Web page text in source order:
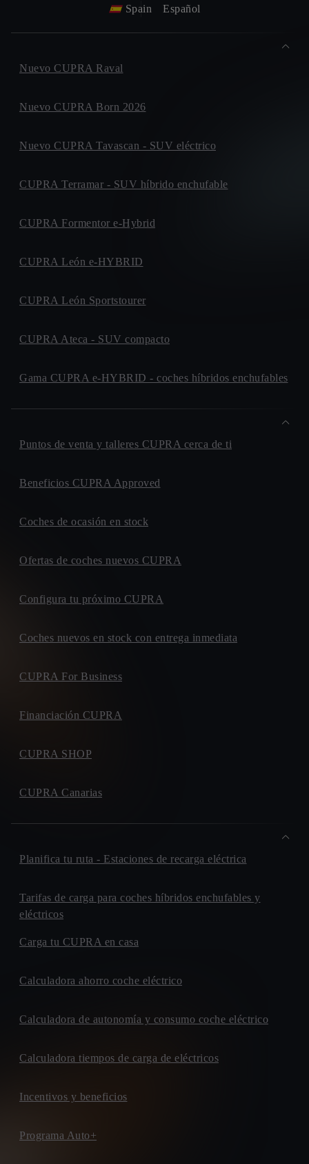
Spain Español
Nuevo CUPRA Raval
Nuevo CUPRA Born 2026
Nuevo CUPRA Tavascan - SUV eléctrico
CUPRA Terramar - SUV híbrido enchufable
CUPRA Formentor e-Hybrid
CUPRA León e-HYBRID
CUPRA León Sportstourer
CUPRA Ateca - SUV compacto
Gama CUPRA e-HYBRID - coches híbridos enchufables
Puntos de venta y talleres CUPRA cerca de ti
Beneficios CUPRA Approved
Coches de ocasión en stock
Ofertas de coches nuevos CUPRA
Configura tu próximo CUPRA
Coches nuevos en stock con entrega inmediata
CUPRA For Business
Financiación CUPRA
CUPRA SHOP
CUPRA Canarias
Planifica tu ruta - Estaciones de recarga eléctrica
Tarifas de carga para coches híbridos enchufables y
eléctricos
Carga tu CUPRA en casa
Calculadora ahorro coche eléctrico
Calculadora de autonomía y consumo coche eléctrico
Calculadora tiempos de carga de eléctricos
Incentivos y beneficios
Programa Auto+